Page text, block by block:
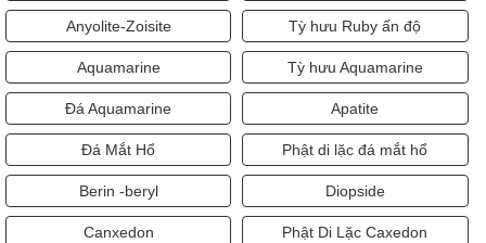
Anyolite-Zoisite Tỳ hưu Ruby ấn độ
Aquamarine Tỳ hưu Aquamarine
Đá Aquamarine Apatite
Đá Mắt Hổ Phật di lặc đá mắt hổ
Berin -beryl Diopside
Canxedon Phật Di Lặc Caxedon